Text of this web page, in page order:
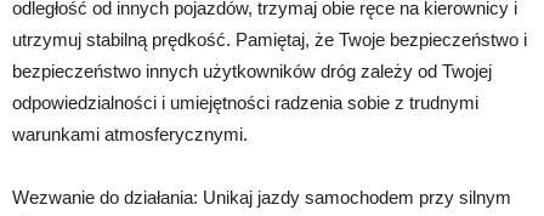
odległość od innych pojazdów, trzymaj obie ręce na kierownicy i
utrzymuj stabilną prędkość. Pamiętaj, że Twoje bezpieczeństwo i
bezpieczeństwo innych użytkowników dróg zależy od Twojej
odpowiedzialności i umiejętności radzenia sobie z trudnymi
warunkami atmosferycznymi.
Wezwanie do działania: Unikaj jazdy samochodem przy silnym